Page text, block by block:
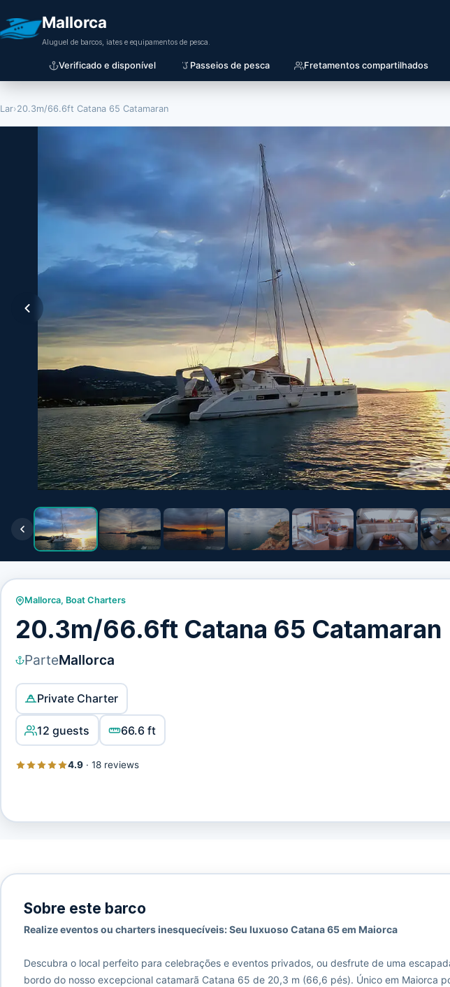
Mallorca
Aluguel de barcos, iates e equipamentos de pesca.
Verificado e disponível Passeios de pesca Fretamentos compartilhados
Lar›20.3m/66.6ft Catana 65 Catamaran
Mallorca, Boat Charters
20.3m/66.6ft Catana 65 Catamaran
ParteMallorca
Private Charter
12 guests 66.6 ft
4.9· 18 reviews
Sobre este barco
Realize eventos ou charters inesquecíveis: Seu luxuoso Catana 65 em Maiorca
Descubra o local perfeito para celebrações e eventos privados, ou desfrute de uma
bordo do nosso excepcional catamarã Catana 65 de 20,3 m (66,6 pés). Único em Maiorca